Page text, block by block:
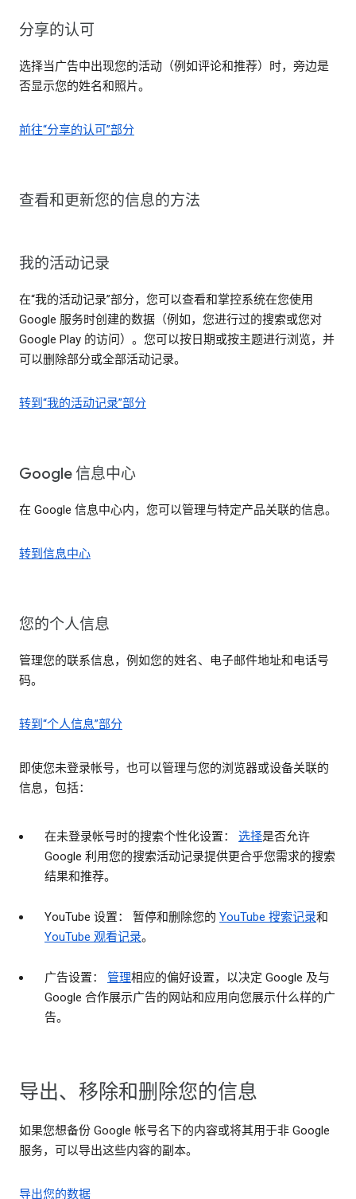
分享的认可
选择当广告中出现您的活动（例如评论和推荐）时，旁边是
否显示您的姓名和照片。
前往“分享的认可”部分
查看和更新您的信息的方法
我的活动记录
在“我的活动记录”部分，您可以查看和掌控系统在您使用
Google 服务时创建的数据（例如，您进行过的搜索或您对
Google Play 的访问）。您可以按日期或按主题进行浏览，并
可以删除部分或全部活动记录。
转到“我的活动记录”部分
Google 信息中心
在 Google 信息中心内，您可以管理与特定产品关联的信息。
转到信息中心
您的个人信息
管理您的联系信息，例如您的姓名、电子邮件地址和电话号
码。
转到“个人信息”部分
即使您未登录帐号，也可以管理与您的浏览器或设备关联的
信息，包括：
在未登录帐号时的搜索个性化设置： 选择是否允许
Google 利用您的搜索活动记录提供更合乎您需求的搜索
结果和推荐。
YouTube 设置： 暂停和删除您的 YouTube 搜索记录和
YouTube 观看记录。
广告设置： 管理相应的偏好设置，以决定 Google 及与
Google 合作展示广告的网站和应用向您展示什么样的广
告。
导出、移除和删除您的信息
如果您想备份 Google 帐号名下的内容或将其用于非 Google
服务，可以导出这些内容的副本。
导出您的数据